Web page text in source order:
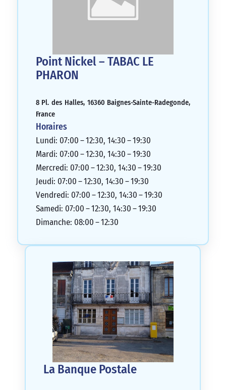
Point Nickel – TABAC LE
PHARON
8 Pl. des Halles, 16360 Baignes-Sainte-Radegonde,
France
Horaires
Lundi: 07:00 – 12:30, 14:30 – 19:30
Mardi: 07:00 – 12:30, 14:30 – 19:30
Mercredi: 07:00 – 12:30, 14:30 – 19:30
Jeudi: 07:00 – 12:30, 14:30 – 19:30
Vendredi: 07:00 – 12:30, 14:30 – 19:30
Samedi: 07:00 – 12:30, 14:30 – 19:30
Dimanche: 08:00 – 12:30
La Banque Postale